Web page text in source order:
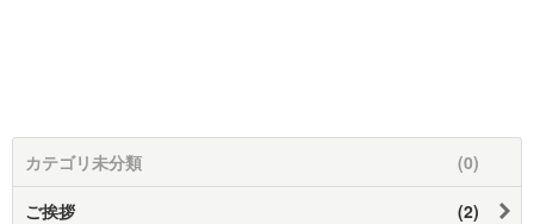
カテゴリ未分類 (0)
ご挨拶 (2)